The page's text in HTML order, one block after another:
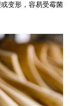
变形，容易受霉菌